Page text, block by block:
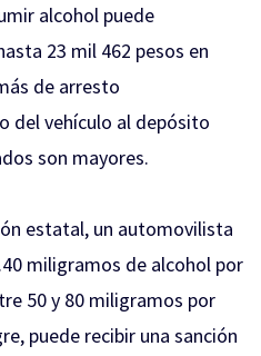
alcohol puede
23 mil 462 pesos en
de arresto
del vehículo al depósito
son mayores.
estatal, un automovilista
miligramos de alcohol por
50 y 80 miligramos por
puede recibir una sanción